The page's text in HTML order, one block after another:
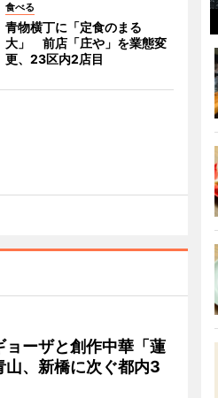
食べる
青物横丁に「定食のまる
大」 前店「庄や」を業態変
更、23区内2店目
ョーザと創作中華「蓮
、新橋に次ぐ都内3